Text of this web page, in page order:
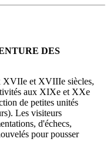
DES
XVIIe et XVIIIe siècles,
aux XIXe et XXe
de petites unités
Les visiteurs
d'échecs,
pour pousser